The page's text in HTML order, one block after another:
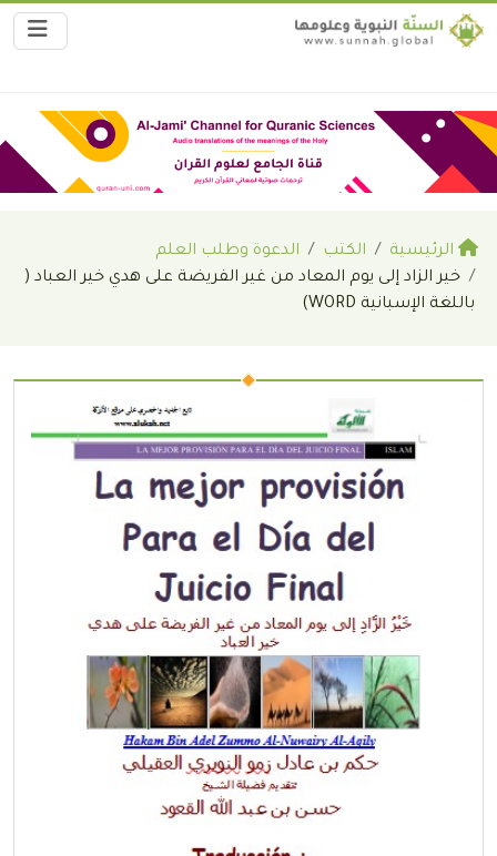
الرئيسية الكتب
الدعوة وطلب العلم
خير الزاد إلى يوم المعاد من غير الفريضة على هدي خير العباد (
باللغة الإسبانية WORD)